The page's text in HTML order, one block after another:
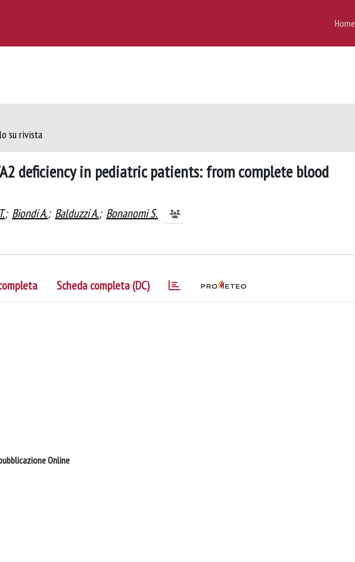
Home
su rivista
deficiency in pediatric patients: from complete blood
; Biondi A.; Balduzzi A.; Bonanomi S.
Scheda completa (DC)
Online